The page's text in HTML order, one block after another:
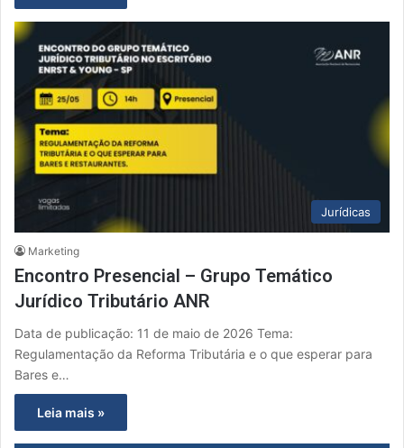
Jurídicas
Marketing
Encontro Presencial – Grupo Temático
Jurídico Tributário ANR
Data de publicação: 11 de maio de 2026 Tema:
Regulamentação da Reforma Tributária e o que esperar para
Bares e…
Leia mais »